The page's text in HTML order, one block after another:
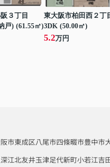
３丁目
戸) (61.55㎡)
東大阪市柏田西２丁
3DK (50.00㎡)
5.2万円
市東成区八尾市四條畷市豊中市
深江北友井玉津足代新町小若江吉